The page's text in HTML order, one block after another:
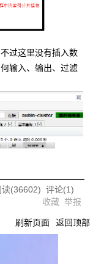
过这里没有插入数
输入、输出、过滤
读(36602) 评论(1)
收藏 举报
刷新页面 返回顶部